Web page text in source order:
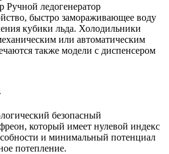
Ручной ледогенератор
быстро замораживающее воду
кубики льда. Холодильники
или автоматическим
также модели с диспенсером
безопасный
который имеет нулевой индекс
и минимальный потенциал
потепление.